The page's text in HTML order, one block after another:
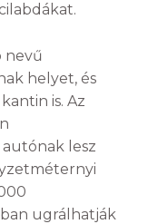
nevű
helyet, és
is. Az
lesz
ugrálhatják